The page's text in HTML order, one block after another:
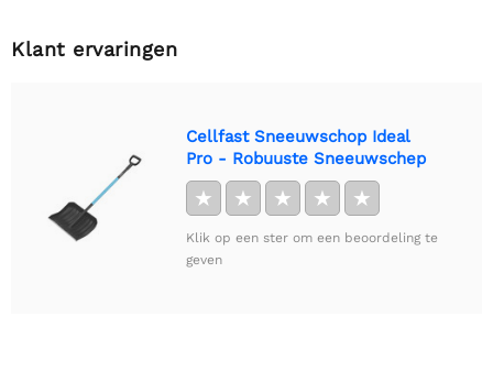
Klant ervaringen
Cellfast Sneeuwschop Ideal
Pro - Robuuste Sneeuwschep
★ ★ ★ ★ ★
Klik op een ster om een beoordeling te
geven